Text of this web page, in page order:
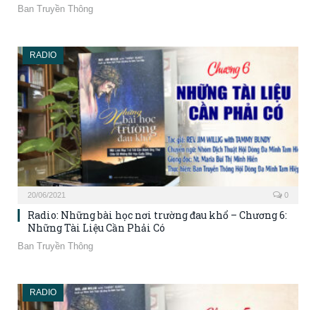
Ban Truyền Thông
RADIO
20/06/2021 0
Radio: Những bài học nơi trường đau khổ – Chương 6:
Những Tài Liệu Cần Phải Có
Ban Truyền Thông
RADIO